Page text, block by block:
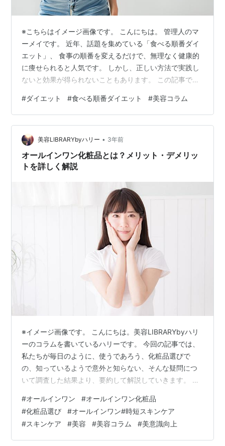
※こちらはイメージ画像です。 こんにちは。 管理人のマ
ーメイです。 近年、話題を集めている「食べる順番ダイ
エット」、 食事の順番を変えるだけで、無理なく健康的
に痩せられると人気です。 しかし、正しい方法で実践し
ないと効果が得られないこともあります。 この記事で
るための5つのステップを詳しく解説します。 忙しい方
でも簡単に実践できるポイントも紹介しているので、 ぜ
ひ参考にしてみてください。 ※こちらはイメージ画像で
す。 1. 食べる順番ダイエットとは？ 血糖値の急上昇を抑
える 満腹感を得やすくする 脂肪の蓄積を防ぐ 2. 食べる
順番ダイエットの…
#ダイエット #食べる順番ダイエット #美容コラム
美容LIBRARYbyハリー • 3年前
オールインワン化粧品とは？メリット・デメリッ
トを詳しく解説
※イメージ画像です。 こんにちは。美容LIBRARYbyハリ
ーのコラムを書いているハリーです。 今回の記事では、
私たちが毎日のように、使うであろう、化粧品選びで
の、知っているようで意外と知らない、そんな疑問につ
いて調査した結果より、要約して解説していきます。 オ
ト オールインワン化粧品のデメリット オールインワン化
粧品の選び方 まとめ 最近、オールインワンタイプの、化
粧品が人気を集めていて、よく見かけるようになりまし
たね。 化粧水、乳液、美容液、クリームなど、複数のス
#オールインワン #オールインワン化粧品
#化粧品選び #オールインワン#時短スキンケア
#スキンケア #美容 #美容コラム #美意識向上